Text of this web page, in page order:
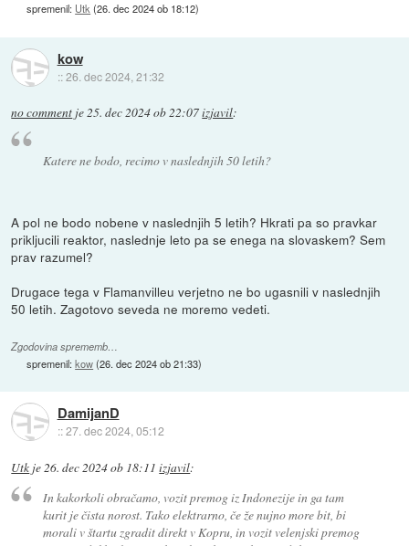
spremenil: Utk(26. dec 2024 ob 18:12)
kow
::26. dec 2024, 21:32
no comment je25. dec 2024 ob 22:07izjavil:
Katere ne bodo, recimo v naslednjih 50 letih?
A pol ne bodo nobene v naslednjih 5 letih? Hkrati pa so pravkar
prikljucili reaktor, naslednje leto pa se enega na slovaskem? Sem
prav razumel?
Drugace tega v Flamanvilleu verjetno ne bo ugasnili v naslednjih
50 letih. Zagotovo seveda ne moremo vedeti.
Zgodovina sprememb…
spremenil:kow(26. dec 2024 ob 21:33)
DamijanD
::27. dec 2024, 05:12
Utk je26. dec 2024 ob 18:11 izjavil:
In kakorkoli obračamo, vozit premog iz Indonezije in ga tam
kurit je čista norost. Tako elektrarno, če že nujno more bit, bi
morali v štartu zgradit direkt v Kopru, in vozit velenjski premog